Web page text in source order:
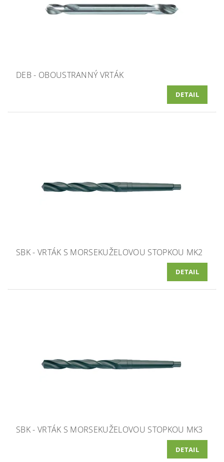
DEB - OBOUSTRANNÝ VRTÁK
DETAIL
SBK - VRTÁK S MORSEKUŽELOVOU STOPKOU MK2
DETAIL
SBK - VRTÁK S MORSEKUŽELOVOU STOPKOU MK3
DETAIL